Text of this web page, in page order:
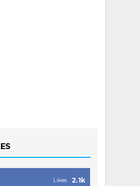
2.1k
Likes